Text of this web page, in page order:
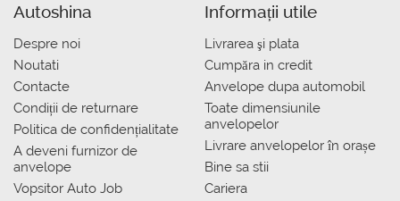
Autoshina
Despre noi
Noutati
Contacte
Condiții de returnare
Politica de confidențialitate
A deveni furnizor de
anvelope
Vopsitor Auto Job
Informații utile
Livrarea şi plata
Сumpăra in credit
Anvelope dupa automobil
Toate dimensiunile
anvelopelor
Livrare anvelopelor în orașe
Bine sa stii
Cariera